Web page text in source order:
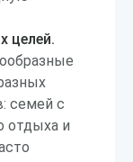
целей.
семей с
отдыха и